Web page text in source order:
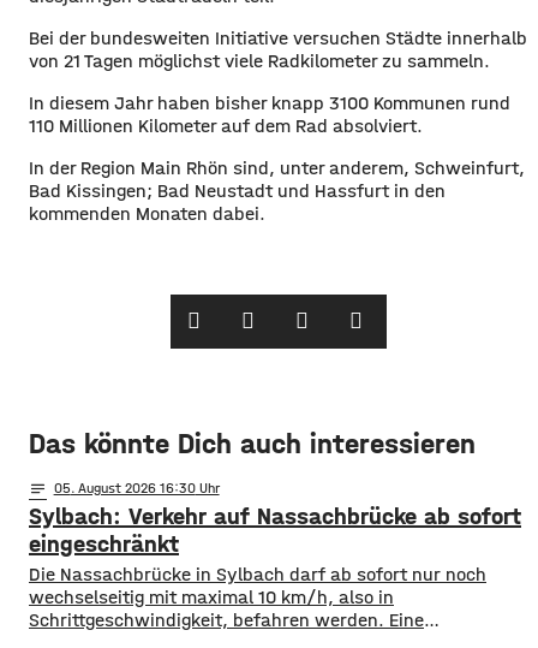
Bei der bundesweiten Initiative versuchen Städte innerhalb
von 21 Tagen möglichst viele Radkilometer zu sammeln.
In diesem Jahr haben bisher knapp 3100 Kommunen rund
110 Millionen Kilometer auf dem Rad absolviert.
In der Region Main Rhön sind, unter anderem, Schweinfurt,
Bad Kissingen; Bad Neustadt und Hassfurt in den
kommenden Monaten dabei.
Das könnte Dich auch interessieren
notes 05. August 2026 16:30
Sylbach: Verkehr auf Nassachbrücke ab sofort
eingeschränkt
Die Nassachbrücke in Sylbach darf ab sofort nur noch
wechselseitig mit maximal 10 km/h, also in
Schrittgeschwindigkeit, befahren werden. Eine